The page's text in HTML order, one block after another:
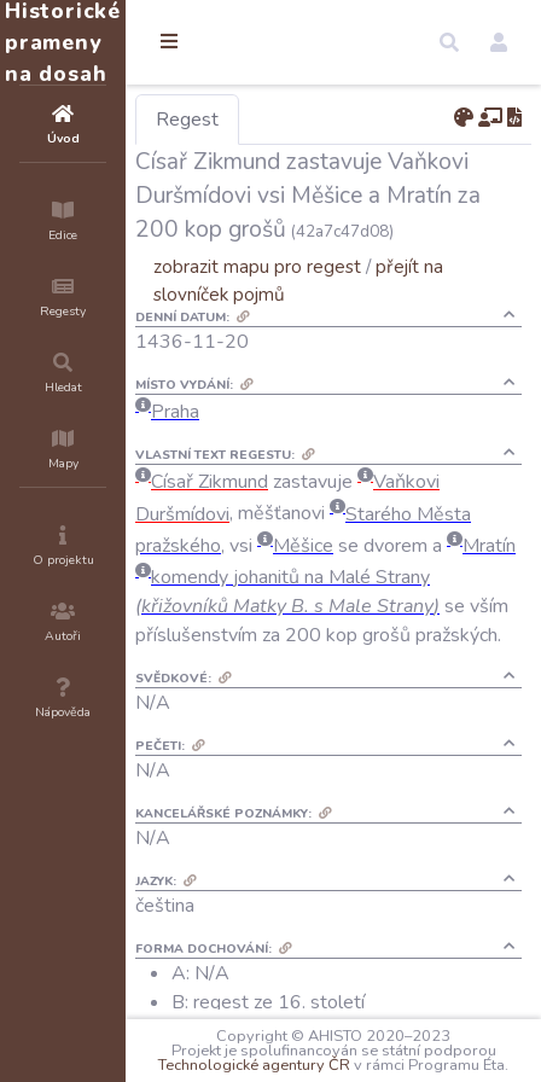
Historické
prameny
na dosah
Úvod
Edice
Regesty
Hledat
Mapy
O projektu
Autoři
Nápověda
Regest
Císař Zikmund zastavuje Vaňkovi
Duršmídovi vsi Měšice a Mratín za
200 kop grošů (42a7c47d08)
zobrazit mapu pro regest/přejít na
slovníček pojmů
DENNÍ DATUM:
1436-11-20
MÍSTO VYDÁNÍ:
Praha
VLASTNÍ TEXT REGESTU:
CísařZikmund zastavuje
Vaňkovi
Duršmídovi, měšťanovi Starého Města
pražského, vsi Měšice se dvorem a
Mratín
komendy johanitů na Malé Strany
(křižovníků Matky B. s Male Strany) se vším
příslušenstvím za 200 kop grošů pražských.
SVĚDKOVÉ:
N/A
PEČETI:
N/A
KANCELÁŘSKÉ POZNÁMKY:
N/A
JAZYK:
čeština
FORMA DOCHOVÁNÍ:
A: N/A
B: regest ze 16. století
C: opis regestu B z 19. století
D: stručný český nedatovaný regest ze
Copyright © AHISTO 2020–2023
Projekt je spolufinancován se státní podporou
Technologické agentury ČR v rámci Programu Éta.